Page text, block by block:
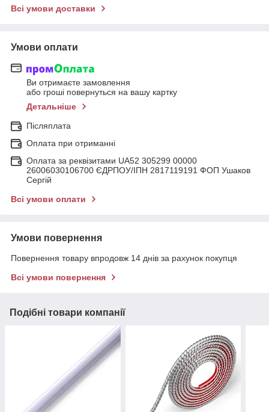
Всі умови доставки
Умови оплати
Ви отримаєте замовлення
або гроші повернуться на вашу картку
Детальніше
Післяплата
Оплата при отриманні
Оплата за реквізитами UA52 305299 00000
26006030106700 ЄДРПОУ/ІПН 2817119191 ФОП Ушаков
Сергій
Всі умови оплати
Умови повернення
Повернення товару впродовж 14 днів за рахунок покупця
Всі умови повернення
Подібні товари компанії